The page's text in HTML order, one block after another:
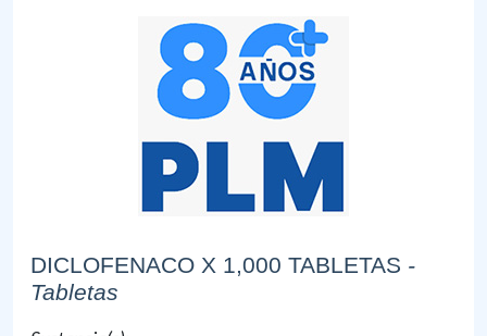
DICLOFENACO X 1,000 TABLETAS -
Tabletas